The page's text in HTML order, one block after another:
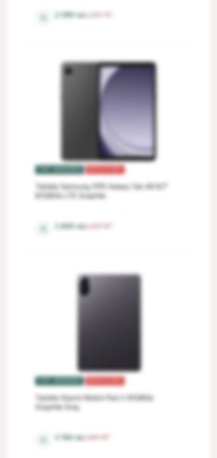
4 Gb
2 330
2 099 lei
⚖
TOP VÂNZĂRI REDUCERI
Tableta Samsung X115 Galaxy Tab A9 8,7"
8/128Gb LTE Graphite
8 Gb 4 272
3 849 lei
⚖
TOP VÂNZĂRI REDUCERI
Tableta Xiaomi Redmi Pad 2 4/128Gb
Graphite Gray
4 Gb 3 551
3 199 lei
⚖